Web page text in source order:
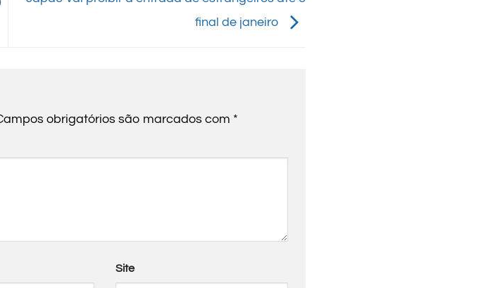
final de janeiro
obrigatórios são marcados com *
Site